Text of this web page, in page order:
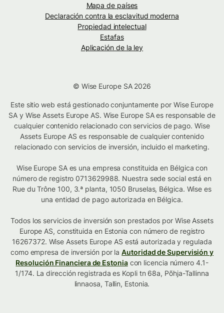
Mapa de países
Declaración contra la esclavitud moderna
Propiedad intelectual
Estafas
Aplicación de la ley
© Wise Europe SA 2026
Este sitio web está gestionado conjuntamente por Wise Europe
SA y Wise Assets Europe AS. Wise Europe SA es responsable de
cualquier contenido relacionado con servicios de pago. Wise
Assets Europe AS es responsable de cualquier contenido
relacionado con servicios de inversión, incluido el marketing.
Wise Europe SA es una empresa constituida en Bélgica con
número de registro 0713629988. Nuestra sede social está en
Rue du Trône 100, 3.ª planta, 1050 Bruselas, Bélgica. Wise es
una entidad de pago autorizada en Bélgica.
Todos los servicios de inversión son prestados por Wise Assets
Europe AS, constituida en Estonia con número de registro
16267372. Wise Assets Europe AS está autorizada y regulada
como empresa de inversión por laAutoridad de Supervisión y
Resolución Financiera de Estoniacon licencia número 4.1-
1/174. La dirección registrada es Kopli tn 68a, Põhja-Tallinna
linnaosa, Tallin, Estonia.